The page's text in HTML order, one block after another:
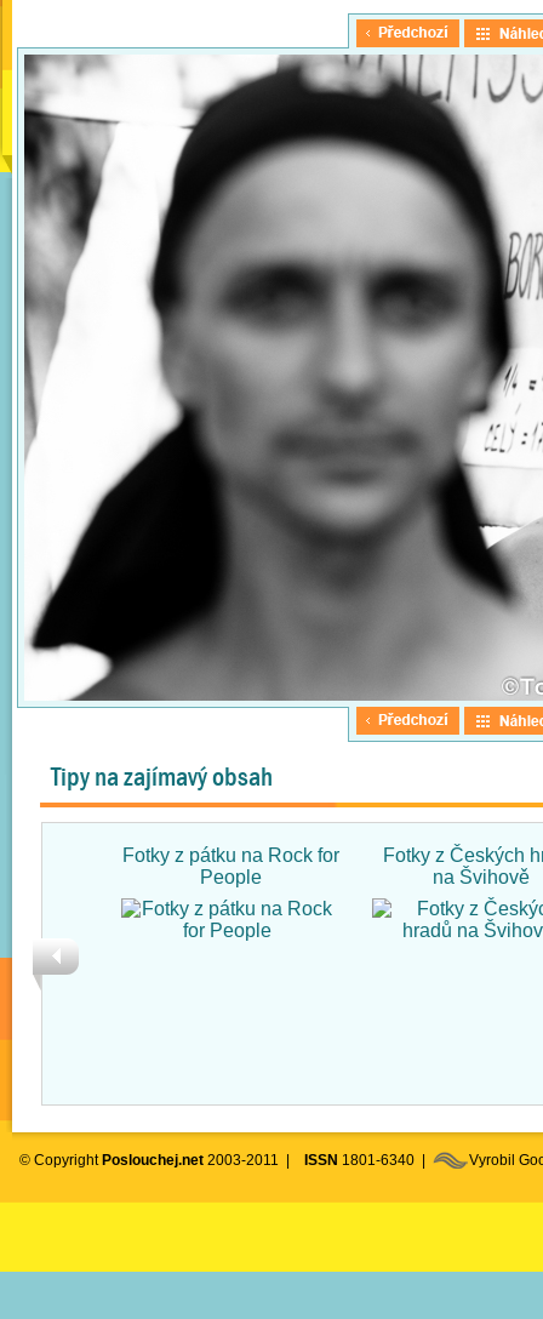
Tipy na zajímavý obsah
Fotky z pátku na Rock for
People
Fotky z Českých
na Švihově
© Copyright Poslouchej.net 2003-2011 | ISSN 1801-6340 | Vyrobil